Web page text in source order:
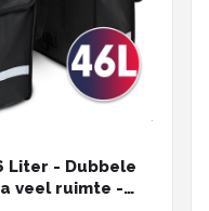
Liter - Dubbele
veel ruimte -